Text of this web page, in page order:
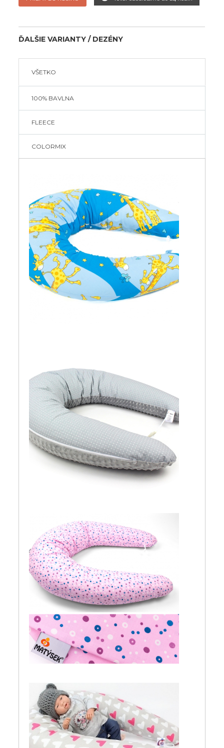
ĎALŠIE VARIANTY / DEZÉNY
VŠETKO
100% BAVLNA
FLEECE
COLORMIX